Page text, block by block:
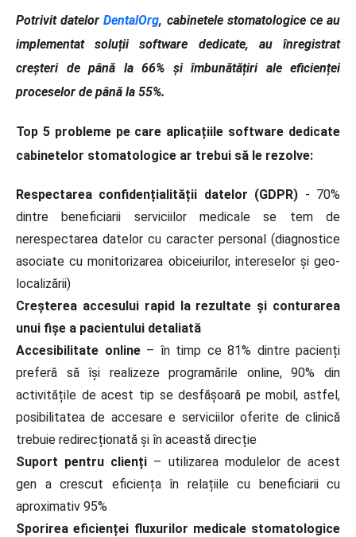
Potrivit datelorDentalOrg, cabinetele stomatologice ce au
implementat soluții software dedicate, au înregistrat
creșteri de până la 66% și îmbunătățiri ale eficienței
proceselor de până la 55%.
Top 5 probleme pe care aplicațiile software dedicate
cabinetelor stomatologice ar trebui să le rezolve:
Respectarea confidențialității datelor (GDPR) - 70%
dintre beneficiarii serviciilor medicale se tem de
nerespectarea datelor cu caracter personal (diagnostice
asociate cu monitorizarea obiceiurilor, intereselor și geo-
localizării)
Creșterea accesului rapid la rezultate și conturarea
unui fișe a pacientului detaliată
Accesibilitate online – în timp ce 81% dintre pacienți
preferă să își realizeze programările online, 90% din
activitățile de acest tip se desfășoară pe mobil, astfel,
posibilitatea de accesare e serviciilor oferite de clinică
trebuie redirecționată și în această direcție
Suport pentru clienți – utilizarea modulelor de acest
gen a crescut eficiența în relațiile cu beneficiarii cu
aproximativ 95%
Sporirea eficienței fluxurilor medicale stomatologice